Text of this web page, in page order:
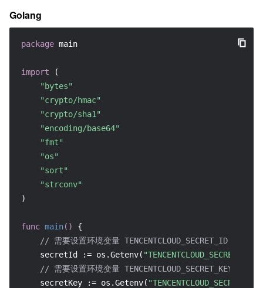
Golang
package main
import (
"bytes"
"crypto/hmac"
"crypto/sha1"
"encoding/base64"
"fmt"
"os"
"sort"
"strconv"
)
func main()
{
// 需要设置环境变量
    secretId := os.Getenv(
"TENCENTCLOUD_SECRET_ID"
// 需要设置环境变量
    secretKey := os.Getenv(